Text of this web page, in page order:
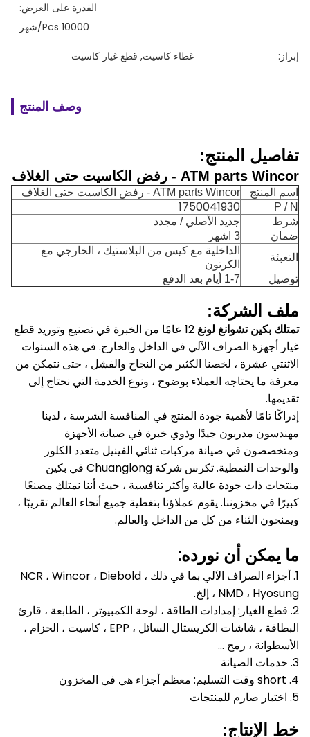
القدرة على العرض:
10000 Pcs/شهر
إبراز: غطاء كاسيت, قطع غيار كاسيت
وصف المنتج
تفاصيل المنتج:
ATM parts Wincor - رفض الكاسيت حتى الغلاف
اسم المنتج
ATM parts Wincor - رفض الكاسيت حتى الغلاف
P / N
1750041930
شرط
جديد الأصلي / مجدد
ضمان
3 اشهر
التعبئة
الداخلية مع كيس من البلاستيك ، الخارجي مع
الكرتون
توصيل
1-7 أيام بعد الدفع
ملف الشركة:
تمتلك بكين تشوانغ لونغ
12 عامًا من الخبرة في تصنيع وتوريد قطع
غيار أجهزة الصراف الآلي في الداخل والخارج. في هذه السنوات
الاثنتي عشرة ، لخصنا الكثير من النجاح والفشل ، حتى نتمكن من
معرفة ما يحتاجه العملاء بوضوح ، ونوع الخدمة التي نحتاج إلى
تقديمها.
إدراكًا تامًا لأهمية جودة المنتج في المنافسة الشرسة ، لدينا
مهندسون مدربون جيدًا وذوي خبرة في صيانة الأجهزة
ومتخصصون في صيانة مركبات ثنائي الفينيل متعدد الكلور
والوحدات النمطية.
تكرس شركة Chuanglong في بكين
منتجات ذات جودة عالية وأكثر تنافسية ، حيث أننا نمتلك مصنعًا
كبيرًا في مخزوننا.يقوم عملاؤنا بتغطية جميع أنحاء العالم تقريبًا ،
ويمنحون الثناء من كل من الداخل والعالم.
ما يمكن أن نورده:
1. أجزاء الصراف الآلي بما في ذلك NCR ، Wincor ، Diebold ،
NMD ، Hyosung ، إلخ.
2. قطع الغيار: إمدادات الطاقة ، لوحة الكمبيوتر ، الطابعة ، قارئ
البطاقة ، شاشات الكريستال السائل ، EPP ، كاسيت ، الحزام ،
الأسطوانة ، رمح ...
3. خدمات الصيانة
4. short وقت التسليم: معظم أجزاء هي في المخزون
5. اختبار صارم للمنتجات
خط الإنتاج: